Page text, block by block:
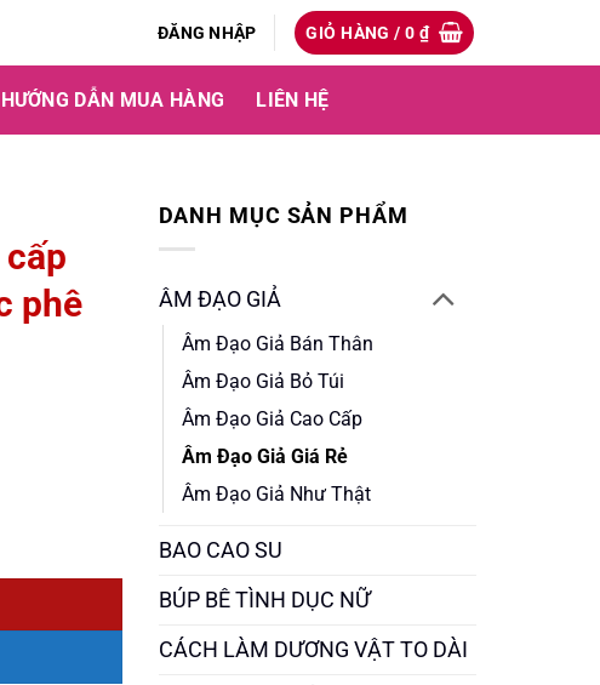
ĐĂNG NHẬP GIỎ HÀNG /0 ₫
HƯỚNG DẪN MUA HÀNG LIÊN HỆ
phê
DANH MỤC SẢN PHẨM
ÂM ĐẠO GIẢ
Âm Đạo Giả Bán Thân
Âm Đạo Giả Bỏ Túi
Âm Đạo Giả Cao Cấp
Âm Đạo Giả Giá Rẻ
Âm Đạo Giả Như Thật
BAO CAO SU
BÚP BÊ TÌNH DỤC NỮ
CÁCH LÀM DƯƠNG VẬT TO DÀI